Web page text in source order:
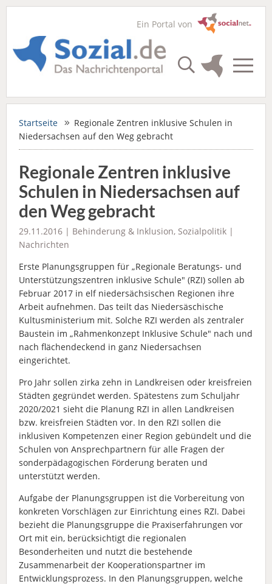
Ein Portal von
Startseite
Regionale Zentren inklusive Schulen in
Niedersachsen auf den Weg gebracht
Regionale Zentren inklusive
Schulen in Niedersachsen auf
den Weg gebracht
29.11.2016 | Behinderung & Inklusion, Sozialpolitik |
Nachrichten
Erste Planungsgruppen für „Regionale Beratungs- und
Unterstützungszentren inklusive Schule" (RZI) sollen ab
Februar 2017 in elf niedersächsischen Regionen ihre
Arbeit aufnehmen. Das teilt das Niedersäschische
Kultusministerium mit. Solche RZI werden als zentraler
Baustein im „Rahmenkonzept Inklusive Schule" nach und
nach flächendeckend in ganz Niedersachsen
eingerichtet.
Pro Jahr sollen zirka zehn in Landkreisen oder kreisfreien
Städten gegründet werden. Spätestens zum Schuljahr
2020/2021 sieht die Planung RZI in allen Landkreisen
bzw. kreisfreien Städten vor. In den RZI sollen die
inklusiven Kompetenzen einer Region gebündelt und die
Schulen von Ansprechpartnern für alle Fragen der
sonderpädagogischen Förderung beraten und
unterstützt werden.
Aufgabe der Planungsgruppen ist die Vorbereitung von
konkreten Vorschlägen zur Einrichtung eines RZI. Dabei
bezieht die Planungsgruppe die Praxiserfahrungen vor
Ort mit ein, berücksichtigt die regionalen
Besonderheiten und nutzt die bestehende
Zusammenarbeit der Kooperationspartner im
Entwicklungsprozess. In den Planungsgruppen, welche